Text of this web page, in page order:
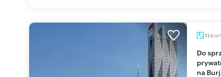
114 m2
Do sprzedania luksusowy apartament z
na